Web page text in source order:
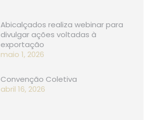
Abicalçados realiza webinar para
divulgar ações voltadas à
exportação
maio 1, 2026
Convenção Coletiva
abril 16, 2026